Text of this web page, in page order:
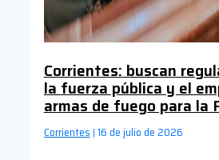
Corrientes: buscan
la fuerza pública y el
armas de fuego para la
Corrientes | 16 de julio de 2026